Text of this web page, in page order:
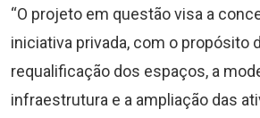
“O projeto em questão visa a
iniciativa privada, com o propósito
requalificação dos espaços, a
infraestrutura e a ampliação das